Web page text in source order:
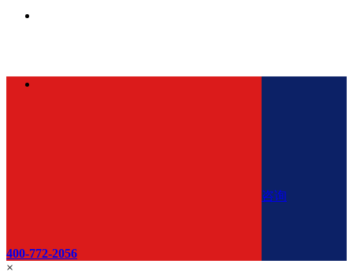
400-772-2056
咨询
×